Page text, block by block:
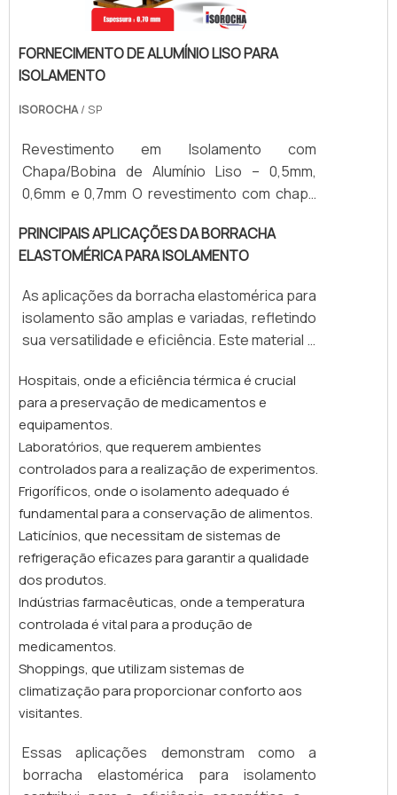
espessura ideal depende do nível de
proteção mecânica desejado e das
exigências do ambiente da aplicação
(ambientes externos, áreas de tráfego,
locais úmidos, etc.). Esse tipo de
Isolamento de tubulações e caldeiras;
Revestimento de tanques e dutos;
Ambientes industriais, alimentícios e
profissional, o alumínio também possui
propriedades refletivas que ajudam no
FORNECIMENTO DE ALUMÍNIO LISO PARA
ISOLAMENTO
ISOROCHA/ SP
Revestimento em Isolamento com
Chapa/Bobina de Alumínio Liso – 0,5mm,
0,6mm e 0,7mm O revestimento com chapa
utilizado na proteção mecânica e
acabamento de sistemas de isolamento
como lã de rocha ou poliuretano, o alumínio
confere maior durabilidade ao isolamento,
além de resistência a intempéries, umidade e
de 0,5 mm, 0,6 mm e 0,7 mm, o alumínio liso é
fornecido em bobinas ou chapas planas, com
largura padrão de 1 metro. A escolha da
espessura ideal depende do nível de
proteção mecânica desejado e das
exigências do ambiente da aplicação
(ambientes externos, áreas de tráfego,
locais úmidos, etc.). Esse tipo de
revestimento é recomendado para:
Isolamento de tubulações e caldeiras;
Revestimento de tanques e dutos;
Ambientes industriais, alimentícios e
profissional, o alumínio também possui
propriedades refletivo isolamento de
sistemas de água gelada, split,VRF
, chillers e
linhas de amônia. Já as mantas em borracha
PRINCIPAIS APLICAÇÕES DA BORRACHA
ELASTOMÉRICA PARA ISOLAMENTO
As aplicações da borracha elastomérica para
isolamento são amplas e variadas, refletindo
sua versatilidade e eficiência. Este material é
demandam controle rigoroso de
temperatura e segurança. A seguir,
apresentamos algumas das principais
aplicações desse produto:
Hospitais, onde a eficiência térmica é crucial
para a preservação de medicamentos e
equipamentos.
Laboratórios, que requerem ambientes
controlados para a realização de experimentos.
Frigoríficos, onde o isolamento adequado é
fundamental para a conservação de alimentos.
Laticínios, que necessitam de sistemas de
refrigeração eficazes para garantir a qualidade
dos produtos.
Indústrias farmacêuticas, onde a temperatura
controlada é vital para a produção de
medicamentos.
Shoppings, que utilizam sistemas de
climatização para proporcionar conforto aos
visitantes.
Essas aplicações demonstram como a
borracha elastomérica para isolamento